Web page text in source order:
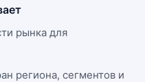
рынка для
региона, сегментов и